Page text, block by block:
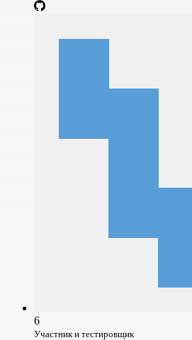
6
Участник и тестировщик